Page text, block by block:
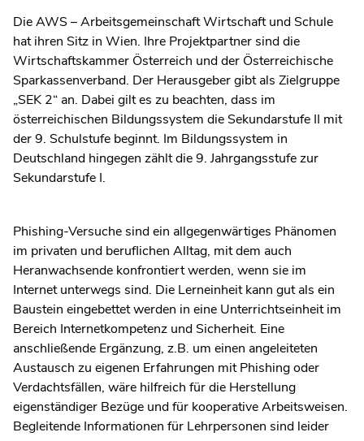
Die AWS – Arbeitsgemeinschaft Wirtschaft und Schule
hat ihren Sitz in Wien. Ihre Projektpartner sind die
Wirtschaftskammer Österreich und der Österreichische
Sparkassenverband. Der Herausgeber gibt als Zielgruppe
„SEK 2“ an. Dabei gilt es zu beachten, dass im
österreichischen Bildungssystem die Sekundarstufe II mit
der 9. Schulstufe beginnt. Im Bildungssystem in
Deutschland hingegen zählt die 9. Jahrgangsstufe zur
Sekundarstufe I.
Phishing-Versuche sind ein allgegenwärtiges Phänomen
im privaten und beruflichen Alltag, mit dem auch
Heranwachsende konfrontiert werden, wenn sie im
Internet unterwegs sind. Die Lerneinheit kann gut als ein
Baustein eingebettet werden in eine Unterrichtseinheit im
Bereich Internetkompetenz und Sicherheit. Eine
anschließende Ergänzung, z.B. um einen angeleiteten
Austausch zu eigenen Erfahrungen mit Phishing oder
Verdachtsfällen, wäre hilfreich für die Herstellung
eigenständiger Bezüge und für kooperative Arbeitsweisen.
Begleitende Informationen für Lehrpersonen sind leider